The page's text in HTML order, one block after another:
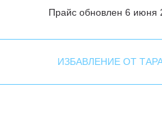
Прайс обновлен 6 июня
ИЗБАВЛЕНИЕ ОТ